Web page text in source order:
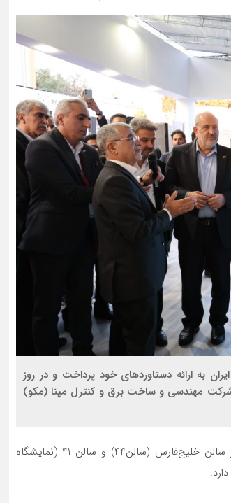
به ارائه دستاوردهای خود پرداخت و در روز
و ذخیره‌ساز انرژی شرکت مهندسی و ساخت برق و کنترل مپنا (مکو)
، گروه مپنا با اختصاص دو غرفه در سالن خلیج‌فارس (سالن44) و سالن 41 (نمایشگاه